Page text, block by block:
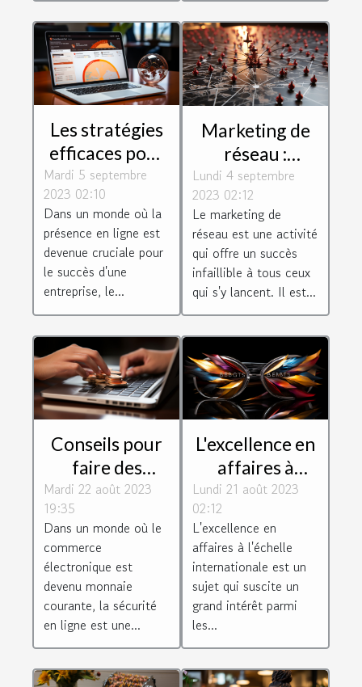
Les stratégies
efficaces pour
un
référencement
réussi à
Toulouse
Mardi 5 septembre
2023 02:10
Dans un monde où la
présence en ligne est
devenue cruciale pour
le succès d'une
entreprise, le...
Marketing de
réseau :
quelques
conseils pour
réussir dans ce
secteur
Lundi 4 septembre
2023 02:12
Le marketing de
réseau est une activité
qui offre un succès
infaillible à tous ceux
qui s'y lancent. Il est...
Conseils pour
faire des
achats en ligne
de manière
sécurisée
Mardi 22 août 2023
19:35
Dans un monde où le
commerce
électronique est
devenu monnaie
courante, la sécurité
en ligne est une...
L'excellence en
affaires à
l'échelle
internationale
Lundi 21 août 2023
02:12
L'excellence en
affaires à l'échelle
internationale est un
sujet qui suscite un
grand intérêt parmi
les...